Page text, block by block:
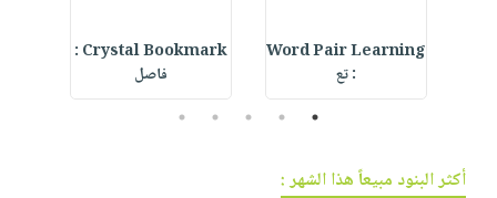
Word Pair Learning
: تع
Crystal Bookmark :
فاصل
1
2
3
4
5
أكثر البنود مبيعاً هذا الشهر :